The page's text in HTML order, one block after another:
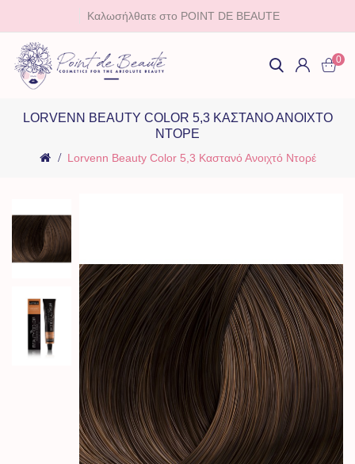
Καλωσήλθατε στο POINT DE BEAUTE
0
LORVENN BEAUTY COLOR 5,3 ΚΑΣΤΑΝΌ ΑΝΟΙΧΤΌ
ΝΤΟΡΈ
Lorvenn Beauty Color 5,3 Καστανό Ανοιχτό Ντορέ